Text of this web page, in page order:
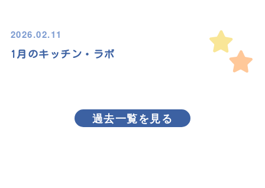
2026.02.11
1月のキッチン・ラボ
過去一覧を見る